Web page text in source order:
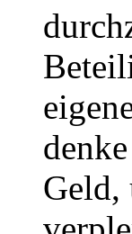
Geld,